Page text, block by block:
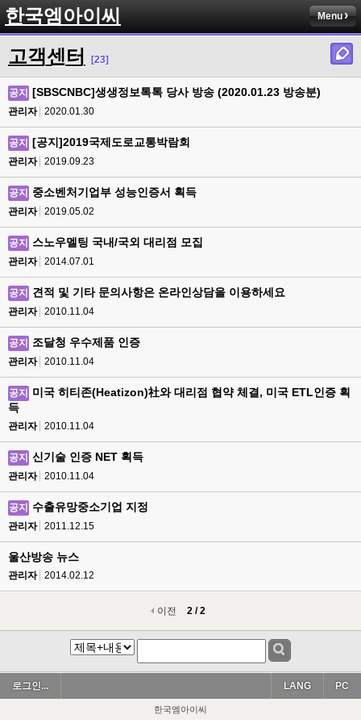
한국엠아이씨 Menu
고객센터 [23]
공지 [SBSCNBC]생생정보톡톡 당사 방송 (2020.01.23 방송분)
관리자 2020.01.30
공지 [공지]2019국제도로교통박람회
관리자 2019.09.23
공지 중소벤처기업부 성능인증서 획득
관리자 2019.05.02
공지 스노우멜팅 국내/국외 대리점 모집
관리자 2014.07.01
공지 견적 및 기타 문의사항은 온라인상담을 이용하세요
관리자 2010.11.04
공지 조달청 우수제품 인증
관리자 2010.11.04
공지
미국 히티존(Heatizon)社와 대리점 협약 체결, 미국 ETL인증 획
득
관리자 2010.11.04
공지 신기술 인증 NET 획득
관리자 2010.11.04
공지 수출유망중소기업 지정
관리자 2011.12.15
울산방송 뉴스
관리자 2014.02.12
이전 2 / 2
로그인... PC
LANG
한국엠아이씨